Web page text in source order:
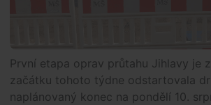
První etapa oprav průtahu Jihlavy je
začátku tohoto týdne odstartovala
naplánovaný konec na pondělí 10.